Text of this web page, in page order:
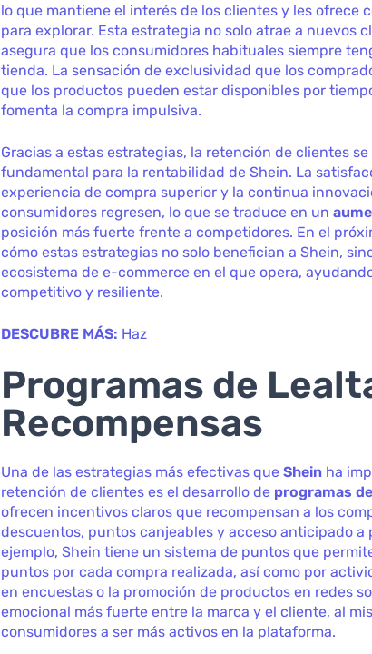
lo que mantiene el interés de los clientes y les ofrece
para explorar. Esta estrategia no solo atrae a nuevos
asegura que los consumidores habituales siempre
tienda. La sensación de exclusividad que los
que los productos pueden estar disponibles por
fomenta la compra impulsiva.
Gracias a estas estrategias, la retención de clientes
fundamental para la rentabilidad de Shein. La
experiencia de compra superior y la continua
consumidores regresen, lo que se traduce en un
posición más fuerte frente a competidores. En el
cómo estas estrategias no solo benefician a Shein,
ecosistema de e-commerce en el que opera,
competitivo y resiliente.
DESCUBRE MÁS: Haz
Programas de
Recompensas
Una de las estrategias más efectivas queShein ha
retención de clientes es el desarrollo de programas
ofrecen incentivos claros que recompensan a los
descuentos, puntos canjeables y acceso anticipado a
ejemplo, Shein tiene un sistema de puntos que
puntos por cada compra realizada, así como por
en encuestas o la promoción de productos en redes
emocional más fuerte entre la marca y el cliente, al
consumidores a ser más activos en la plataforma.